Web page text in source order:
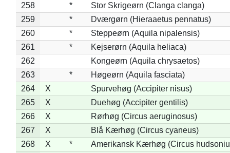
258
*
Stor Skrigeørn (Clanga clanga)
259
*
Dværgørn (Hieraaetus pennatus)
260
*
Steppeørn (Aquila nipalensis)
261
*
Kejserørn (Aquila heliaca)
262
Kongeørn (Aquila chrysaetos)
263
*
Høgeørn (Aquila fasciata)
264
X
Spurvehøg (Accipiter nisus)
265
X
Duehøg (Accipiter gentilis)
266
X
Rørhøg (Circus aeruginosus)
267
X
Blå Kærhøg (Circus cyaneus)
268
X *
Amerikansk Kærhøg (Circus